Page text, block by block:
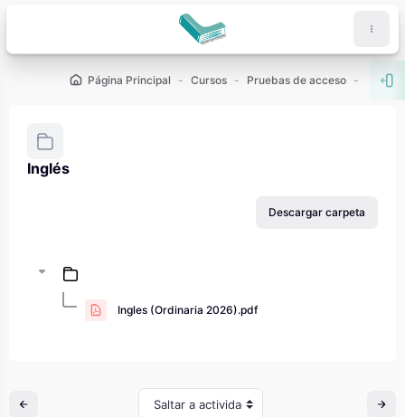
Página Principal Cursos Pruebas de acceso PAU -
Inglés
Descargar carpeta
Ingles (Ordinaria 2026).pdf
Saltar a actividad